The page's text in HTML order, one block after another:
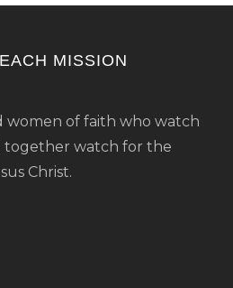
MISSION
women of faith who watch
together watch for the
Christ.